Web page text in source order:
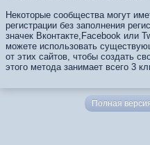
Некоторые сообщества могут
регистрации без заполнения
значек Вконтакте,Facebook или
можете использовать
от этих сайтов, чтобы создать
этого метода занимает всего 3
Полная